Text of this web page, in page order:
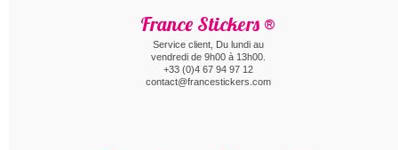
France Stickers ®
Service client, Du lundi au
vendredi de 9h00 à 13h00.
+33 (0)4 67 94 97 12
contact@francestickers.com